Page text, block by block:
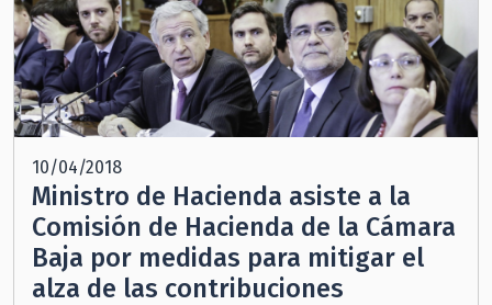
10/04/2018
Ministro de Hacienda asiste a la
Comisión de Hacienda de la Cámara
Baja por medidas para mitigar el
alza de las contribuciones